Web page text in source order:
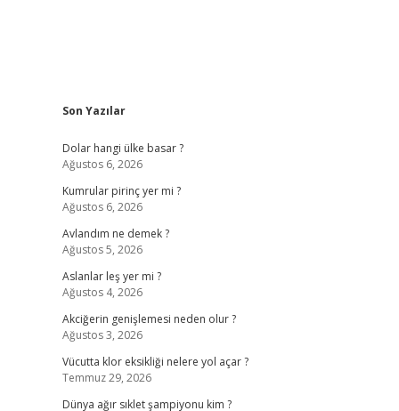
Sidebar
Son Yazılar
Dolar hangi ülke basar ?
Ağustos 6, 2026
Kumrular pirinç yer mi ?
Ağustos 6, 2026
Avlandım ne demek ?
Ağustos 5, 2026
Aslanlar leş yer mi ?
Ağustos 4, 2026
Akciğerin genişlemesi neden olur ?
Ağustos 3, 2026
Vücutta klor eksikliği nelere yol açar ?
Temmuz 29, 2026
Dünya ağır sıklet şampiyonu kim ?
https://hiltonbet-giris.com/